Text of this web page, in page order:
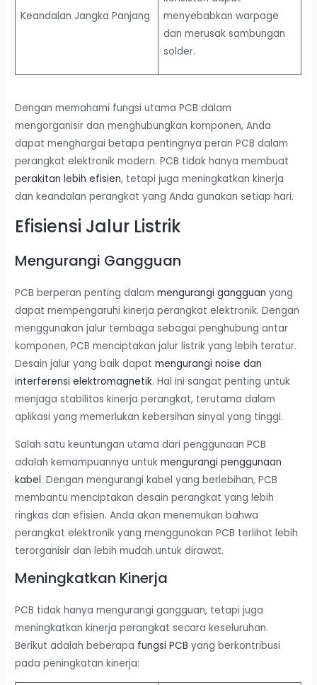
Keandalan Jangka Panjang
menyebabkan warpage
dan merusak sambungan
solder.
Dengan memahami fungsi utama PCB dalam
mengorganisir dan menghubungkan komponen, Anda
dapat menghargai betapa pentingnya peran PCB dalam
perangkat elektronik modern. PCB tidak hanya membuat
perakitan lebih efisien, tetapi juga meningkatkan kinerja
dan keandalan perangkat yang Anda gunakan setiap hari.
Efisiensi Jalur Listrik
Mengurangi Gangguan
PCB berperan penting dalammengurangi gangguan yang
dapat mempengaruhi kinerja perangkat elektronik. Dengan
menggunakan jalur tembaga sebagai penghubung antar
komponen, PCB menciptakan jalur listrik yang lebih teratur.
Desain jalur yang baik dapatmengurangi noise dan
interferensi elektromagnetik. Hal ini sangat penting untuk
menjaga stabilitas kinerja perangkat, terutama dalam
aplikasi yang memerlukan kebersihan sinyal yang tinggi.
Salah satu keuntungan utama dari penggunaan PCB
adalah kemampuannya untukmengurangi penggunaan
kabel. Dengan mengurangi kabel yang berlebihan, PCB
membantu menciptakan desain perangkat yang lebih
ringkas dan efisien. Anda akan menemukan bahwa
perangkat elektronik yang menggunakan PCB terlihat lebih
terorganisir dan lebih mudah untuk dirawat.
Meningkatkan Kinerja
PCB tidak hanya mengurangi gangguan, tetapi juga
meningkatkan kinerja perangkat secara keseluruhan.
Berikut adalah beberapa fungsi PCB yang berkontribusi
pada peningkatan kinerja: